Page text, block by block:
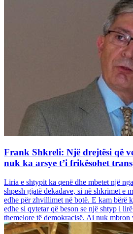
Frank Shkreli: Një drejtësi që
nuk ka arsye t’i frikësohet
Liria e shtypit ka qenë dhe mbetet një
shpesh gjatë dekadave, si në shkrimet e
edhe për zhvillimet në botë. E kam bërë
edhe si qytetar që beson se një shtyp i
themelore të demokracisë. Ai nuk mbron